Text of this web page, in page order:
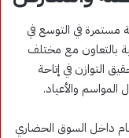
مستمرة في التوسع في
بالتعاون مع مختلف
التوازن في إتاحة
المواسم والأعياد.
داخل السوق الحضاري